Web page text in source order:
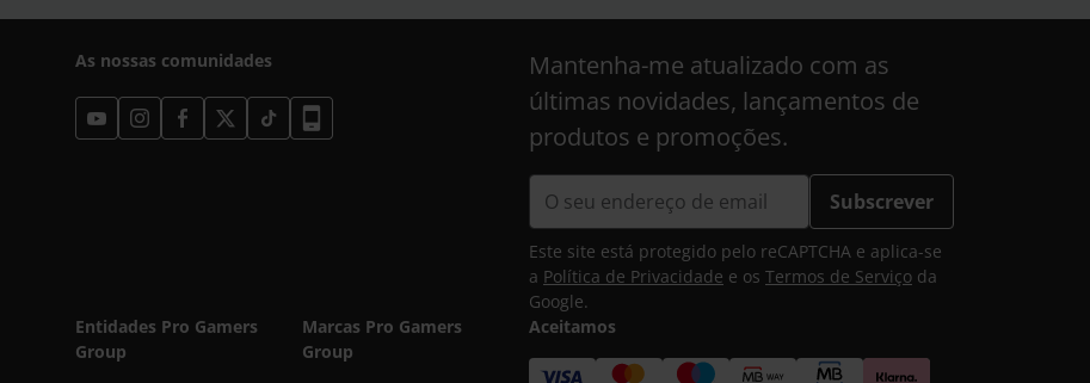
As nossas comunidades
Mantenha-me atualizado com as
últimas novidades, lançamentos de
produtos e promoções.
Subscrever
Este site está protegido pelo reCAPTCHA e aplica-se
a Política de Privacidade e os Termos de Serviço da
Google.
Entidades Pro Gamers
Group
Marcas Pro Gamers
Group
Aceitamos